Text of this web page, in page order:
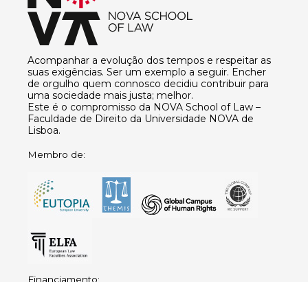
Acompanhar a evolução dos tempos e respeitar as
suas exigências. Ser um exemplo a seguir. Encher
de orgulho quem connosco decidiu contribuir para
uma sociedade mais justa; melhor.
Este é o compromisso da NOVA School of Law –
Faculdade de Direito da Universidade NOVA de
Lisboa.
Membro de:
Financiamento: